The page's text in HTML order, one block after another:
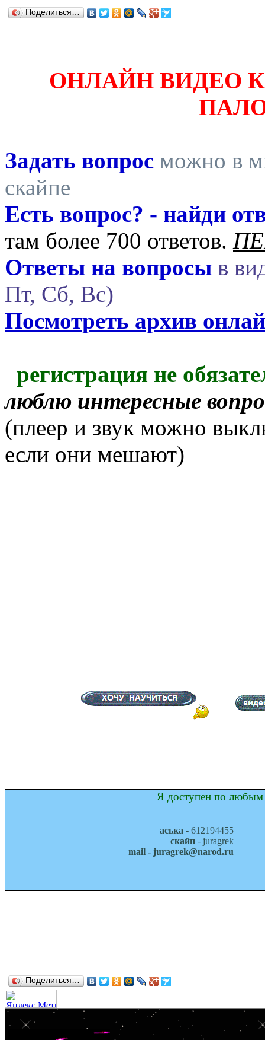
Поделиться…
ОНЛАЙН ВИДЕО
Задать вопрос можно в
скайпе
Есть вопрос? - найди
там более 700 ответов.
Ответы на вопросы в
Пт, Сб, Вс)
Посмотреть архив
регистрация не
люблю интересные
(плеер и звук можно
если они мешают)
Я доступен по любым
аська - 612194455
скайп - juragrek
mail - juragrek@narod.ru
Поделиться…